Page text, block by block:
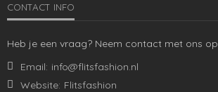
admin 4 jaren ago
CONTACT INFO
Heb je een vraag? Neem contact met ons op.
Email: info@flitsfashion.nl
Website: Flitsfashion